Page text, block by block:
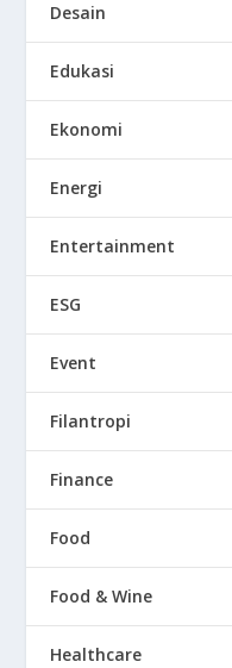
Desain
Edukasi
Ekonomi
Energi
Entertainment
ESG
Event
Filantropi
Finance
Food
Food & Wine
Healthcare